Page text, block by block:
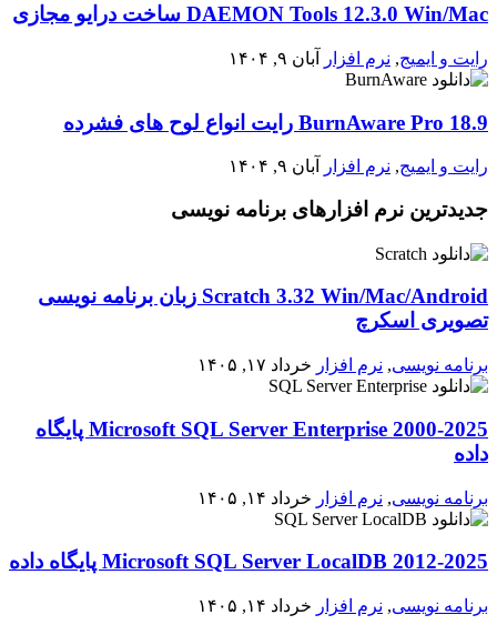
DAEMON Tools 12.3.0 Win/Mac ساخت درایو مجازی
رایت و ایمیج, نرم افزار آبان ۹, ۱۴۰۴
BurnAware Pro 18.9 رایت انواع لوح های فشرده
رایت و ایمیج, نرم افزار آبان ۹, ۱۴۰۴
جدیدترین نرم افزارهای برنامه نویسی
Scratch 3.32 Win/Mac/Android زبان برنامه نویسی
تصویری اسکرچ
برنامه نویسی, نرم افزار خرداد ۱۷, ۱۴۰۵
2000-2025 Microsoft SQL Server Enterprise پایگاه
داده
برنامه نویسی, نرم افزار خرداد ۱۴, ۱۴۰۵
2012-2025 Microsoft SQL Server LocalDB پایگاه داده
برنامه نویسی, نرم افزار خرداد ۱۴, ۱۴۰۵